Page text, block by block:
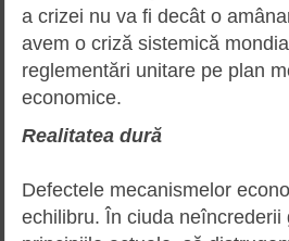
a crizei nu va fi decât o
avem o criză sistemică
reglementări unitare pe plan
economice.
Realitatea dură
Defectele mecanismelor
echilibru. În ciuda